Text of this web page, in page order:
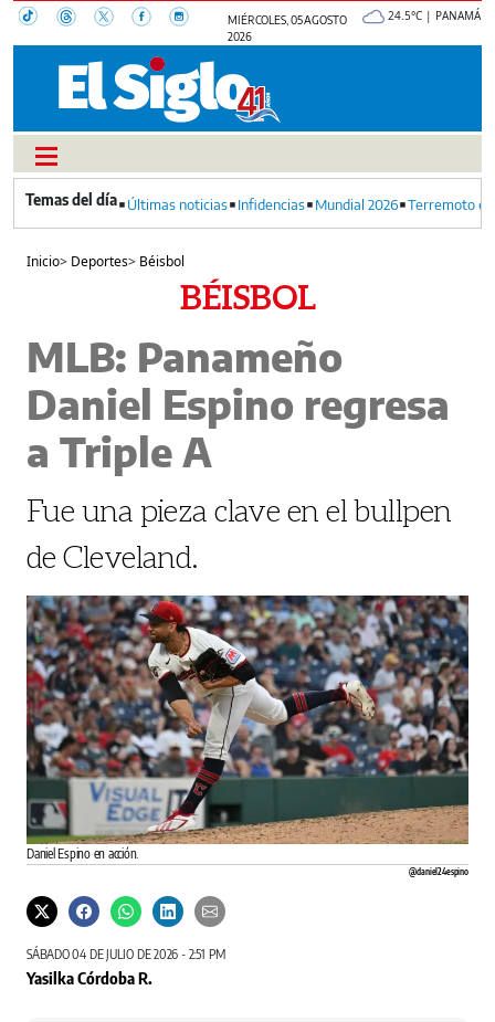
MIÉRCOLES, 05 AGOSTO
2026
24.5°C | PANAMÁ
Últimas noticias Infidencias Mundial 2026 Terremoto
Inicio> Deportes> Béisbol
BÉISBOL
MLB: Panameño
Daniel Espino regresa
a Triple A
Fue una pieza clave en el bullpen
de Cleveland.
Daniel Espino en acción.
@daniel24espino
SÁBADO 04 DE JULIO DE 2026 - 2:51 PM
Yasilka Córdoba R.